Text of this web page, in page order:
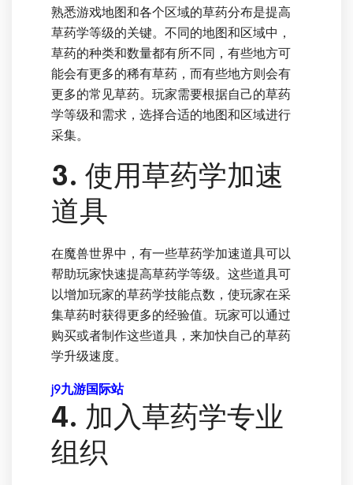
熟悉游戏地图和各个区域的草药分布是提高
草药学等级的关键。不同的地图和区域中，
草药的种类和数量都有所不同，有些地方可
能会有更多的稀有草药，而有些地方则会有
更多的常见草药。玩家需要根据自己的草药
学等级和需求，选择合适的地图和区域进行
采集。
3. 使用草药学加速
道具
在魔兽世界中，有一些草药学加速道具可以
帮助玩家快速提高草药学等级。这些道具可
以增加玩家的草药学技能点数，使玩家在采
集草药时获得更多的经验值。玩家可以通过
购买或者制作这些道具，来加快自己的草药
学升级速度。
j9九游国际站
4. 加入草药学专业
组织